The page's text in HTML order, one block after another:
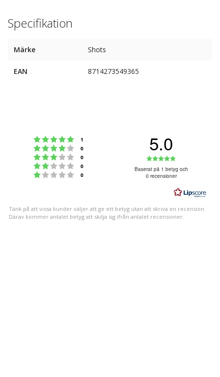
Specifikation
Märke Shots
EAN 8714273549365
Betyg: 5 utav 5 stjärnor
1
Betyg: 4 utav 5 stjärnor
0
Betyg: 3 utav 5 stjärnor
0
Betyg: 2 utav 5 stjärnor
0
Betyg: 1 utav 5 stjärnor
0
5.0
5.0
utav
5
stjärnor
Baserat på 1 betyg och
0 recensioner
Tänk på att vissa kunder väljer att ge ett betyg utan att skriva en recension.
Därav kommer antalet betyg att skilja sig ifrån antalet recensioner.